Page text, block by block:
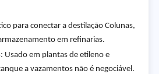
para conectar a destilação Colunas,
em refinarias.
Usado em plantas de etileno e
a vazamentos não é negociável.